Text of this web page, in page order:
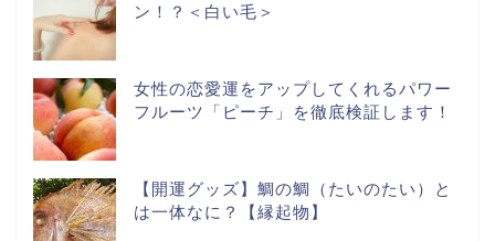
ン！？＜白い毛＞
女性の恋愛運をアップしてくれるパワー
フルーツ「ピーチ」を徹底検証します！
【開運グッズ】鯛の鯛（たいのたい）と
は一体なに？【縁起物】